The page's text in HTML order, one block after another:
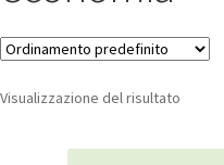
Visualizzazione del risultato